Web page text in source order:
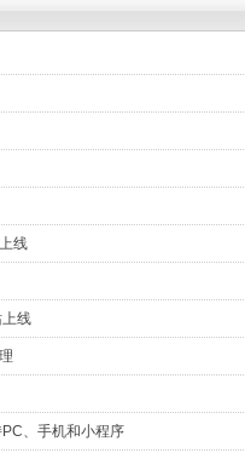
线
线
、手机和小程序